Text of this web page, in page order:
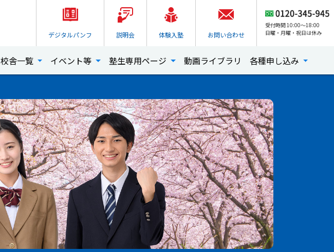
デジタルパンフ 説明会 体験入塾 お問い合わせ
受付時間 10:00～18:00
日曜・月曜・祝日は休み
校舎一覧 イベント等 塾生専用ページ 動画ライブラリ 各種申し込み